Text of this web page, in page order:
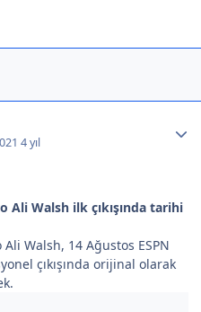
4 yıl
Walsh ilk çıkışında tarihi
Walsh, 14 Ağustos ESPN
çıkışında orijinal olarak